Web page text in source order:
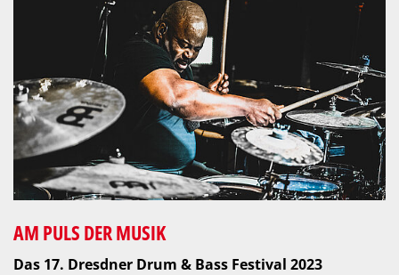
AM PULS DER MUSIK
Das 17. Dresdner Drum & Bass Festival 2023